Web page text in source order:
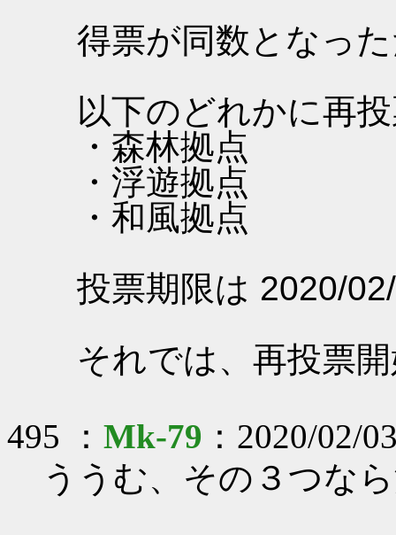
得票が同数となっ
以下のどれかに再
・森林拠点
・浮遊拠点
・和風拠点
投票期限は 2020/
それでは、再投票開
495 ： Mk-79 ：2020/02/
ううむ、その３つな